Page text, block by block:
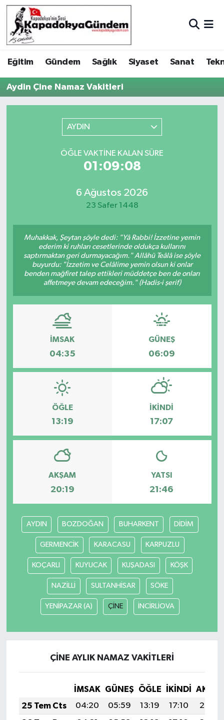
Eğitim Gündem Sağlık Siyaset Sanat
Aydin Çine Namaz Vakitleri
AYDIN
ÖĞLE VAKTINE KALAN SÜRE
01:09:08
6 Ağustos 2026
23 Safer 1448
Muhakkak, Şeytan şöyle dedi: "Yâ Rabbi! İzzetine yemin
ederim ki ruhları cesetlerinde oldukça kullarını
saptırmaktan geri durmayacağım." Allâhü Teâlâ ise şöyle
buyurdu: "İzzetim ve Celâlime yemin olsun ki onlar
benden mağfiret talep ettikleri müddetçe ben de onları
affetmeye devam edeceğim." (Hadis-i şerif)
İMSAK
04:35
GÜNEŞ
06:09
ÖĞLE
13:19
İKINDI
17:07
AKŞAM
20:19
YATSI
21:46
AYDIN BOZDOĞAN BUHARKENT DİDİM
GERMENCİK KARACASU KARPUZLU
KOÇARLI KUYUCAK KUŞADASI KÖŞK
NAZİLLİ SULTANHİSAR SÖKE
YENİPAZAR (A) ÇİNE İNCİRLİOVA
ÇİNE AYLIK NAMAZ VAKITLERI
İMSAK GÜNEŞ ÖĞLE İKINDI
25 Tem Cts
04:20 05:59 13:19 17:10
20:30
Hava Durumu
Trafik Durumu
Süper Lig Puan Durumu ve Fikstür